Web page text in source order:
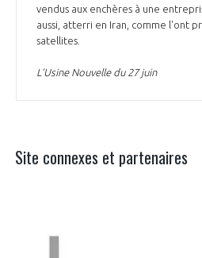
vendus aux enchères à une
aussi, atterri en Iran, comme l'ont
satellites.
L’Usine Nouvelle du 27 juin
Site connexes et partenaires